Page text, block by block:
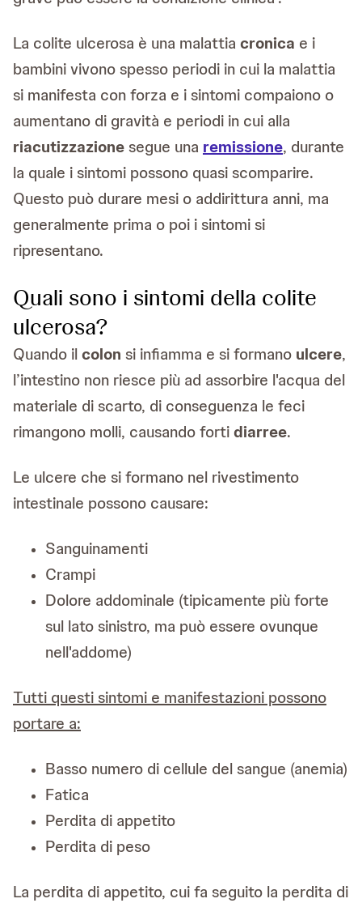
La colite ulcerosa è una malattia cronica e i
bambini vivono spesso periodi in cui la malattia
si manifesta con forza e i sintomi compaiono o
aumentano di gravità e periodi in cui alla
riacutizzazionesegue una remissione, durante
la quale i sintomi possono quasi scomparire.
Questo può durare mesi o addirittura anni, ma
generalmente prima o poi i sintomi si
ripresentano.
Quali sono i sintomi della colite
ulcerosa?
Quando ilcolon si infiamma e si formano ulcere,
l’intestino non riesce più ad assorbire l'acqua del
materiale di scarto, di conseguenza le feci
rimangono molli, causando fortidiarree.
Le ulcere che si formano nel rivestimento
intestinale possono causare:
Sanguinamenti
Crampi
Dolore addominale (tipicamente più forte
sul lato sinistro, ma può essere ovunque
nell'addome)
Tutti questi sintomi e manifestazioni possono
portare a:
Basso numero di cellule del sangue (anemia)
Fatica
Perdita di appetito
Perdita di peso
La perdita di appetito, cui fa seguito la perdita di